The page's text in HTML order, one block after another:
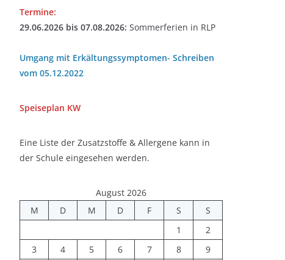
Termine:
29.06.2026 bis 07.08.2026: Sommerferien in RLP
Umgang mit Erkältungssymptomen- Schreiben
vom 05.12.2022
Speiseplan KW
Eine Liste der Zusatzstoffe & Allergene kann in
der Schule eingesehen werden.
August 2026
M
D M D F S
S
1
2
3
4 5 6 7 8
9